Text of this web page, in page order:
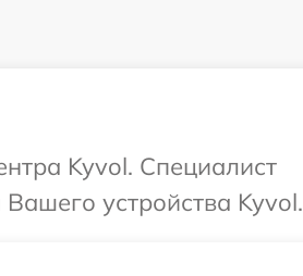
Kyvol. Специалист
устройства Kyvol.